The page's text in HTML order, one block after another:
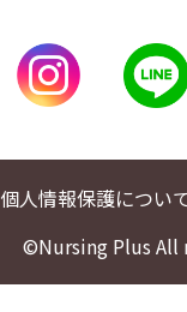
個人情報保護につい
©Nursing Plus All